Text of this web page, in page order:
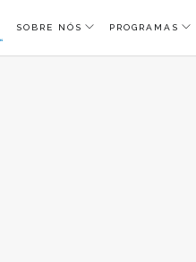
SOBRE NÓS PROGRAMAS